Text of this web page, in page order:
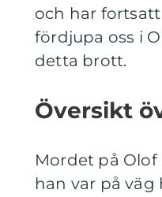
och har
fördjupa oss i
detta brott.
Översikt
Mordet på Olof
han var på